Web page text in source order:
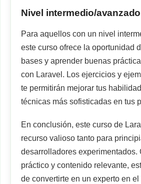
Nivel intermedio/avanzado
Para aquellos con un nivel
este curso ofrece la oportunidad
bases y aprender buenas
con Laravel. Los ejercicios y
te permitirán mejorar tus
técnicas más sofisticadas en tus
En conclusión, este curso de
recurso valioso tanto para
desarrolladores experimentados.
práctico y contenido relevante,
de convertirte en un experto en